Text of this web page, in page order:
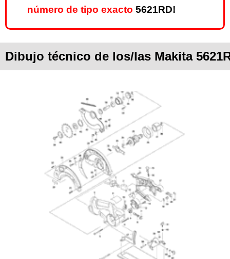
número de tipo exacto 5621RD!
Dibujo técnico de los/las Makita